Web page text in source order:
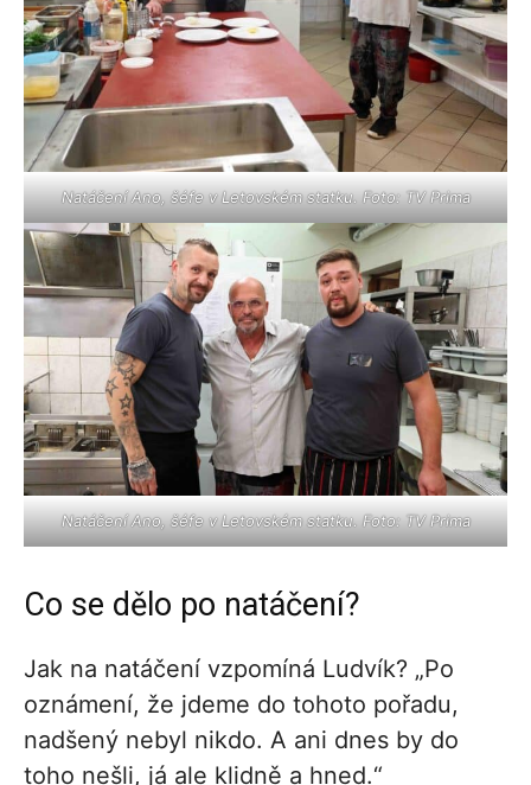
Natáčení Ano, šéfe v Letovském statku. Foto: TV Prima
Natáčení Ano, šéfe v Letovském statku. Foto: TV Prima
Co se dělo po natáčení?
Jak na natáčení vzpomíná Ludvík? „Po
oznámení, že jdeme do tohoto pořadu,
nadšený nebyl nikdo. A ani dnes by do
toho nešli, já ale klidně a hned.“